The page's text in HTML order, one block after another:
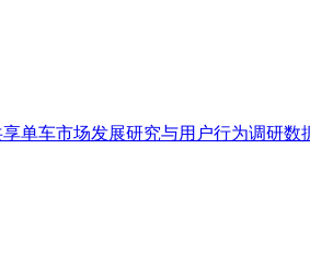
单车市场发展研究与用户行为调研数